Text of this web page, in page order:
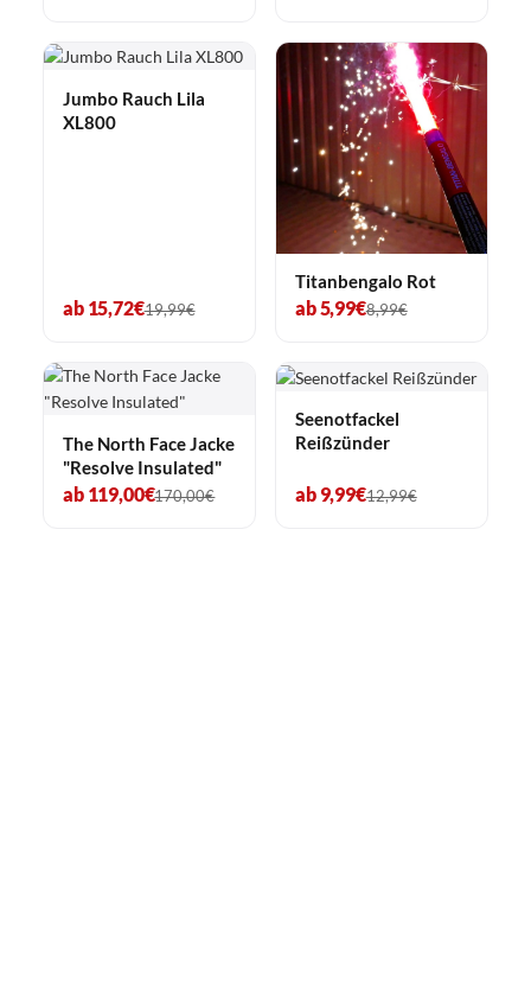
Jumbo Rauch Lila
XL800
ab 15,72€19,99€
Titanbengalo Rot
ab 5,99€8,99€
The North Face Jacke
"Resolve Insulated"
ab 119,00€170,00€
Seenotfackel
Reißzünder
ab 9,99€12,99€